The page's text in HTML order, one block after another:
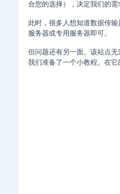
合您的选择），决定我们的
此时，很多人想知道数据传
服务器或专用服务器即可。
但问题还有另一面。该站点
我们准备了一个小教程。在它